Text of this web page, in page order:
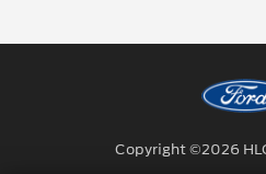
Copyright ©2026